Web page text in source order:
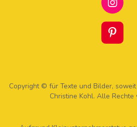
I
N
S
T
A
M
P
I
R
E
Copyright © für Texte und Bilder,
Christine Kohl. Alle Rechte